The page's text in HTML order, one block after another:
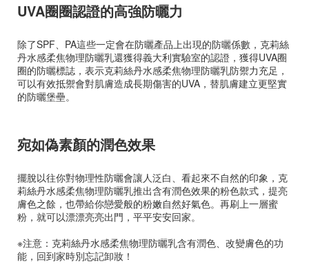
UVA圈圈認證的高強防曬力
除了SPF、PA這些一定會在防曬產品上出現的防曬係數，克莉絲
丹水感柔焦物理防曬乳還獲得義大利實驗室的認證，獲得UVA圈
圈的防曬標誌，表示克莉絲丹水感柔焦物理防曬乳防禦力充足，
可以有效抵禦會對肌膚造成長期傷害的UVA，替肌膚建立更堅實
的防曬堡壘。
宛如偽素顏的潤色效果
擺脫以往你對物理性防曬會讓人泛白、看起來不自然的印象，克
莉絲丹水感柔焦物理防曬乳推出含有潤色效果的粉色款式，提亮
膚色之餘，也帶給你戀愛般的粉嫩自然好氣色。再刷上一層蜜
粉，就可以漂漂亮亮出門，平平安安回家。
※注意：克莉絲丹水感柔焦物理防曬乳含有潤色、改變膚色的功
能，回到家時別忘記卸妝！